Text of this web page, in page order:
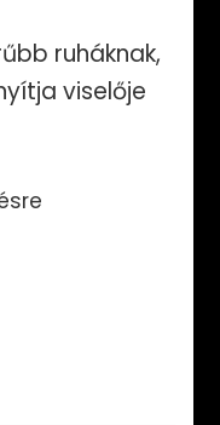
ruháknak,
viselője